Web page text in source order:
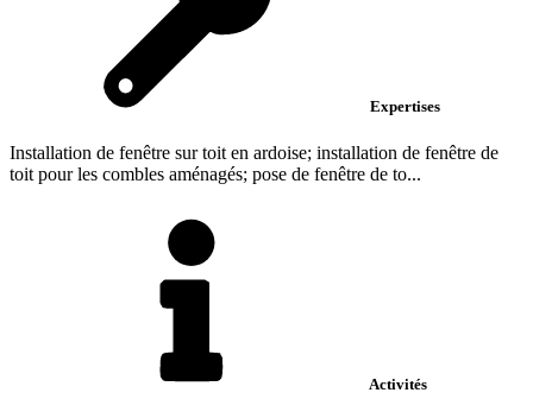
Expertises
Installation de fenêtre sur toit en ardoise; installation de fenêtre de
toit pour les combles aménagés; pose de fenêtre de to...
Activités